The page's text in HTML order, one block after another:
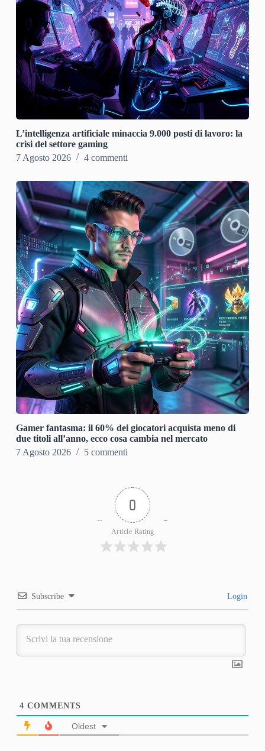
L’intelligenza artificiale minaccia 9.000 posti di lavoro: la
crisi del settore gaming
7 Agosto 2026
4 commenti
Gamer fantasma: il 60% dei giocatori acquista meno di
due titoli all’anno, ecco cosa cambia nel mercato
7 Agosto 2026
5 commenti
0
Article Rating
Subscribe Login
4 COMMENTS
Oldest